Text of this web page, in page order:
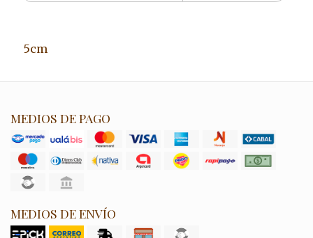
5cm
MEDIOS DE PAGO
MEDIOS DE ENVÍO